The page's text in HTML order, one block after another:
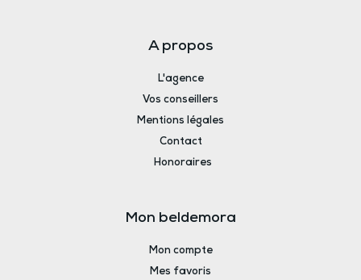
A propos
L'agence
Vos conseillers
Mentions légales
Contact
Honoraires
Mon beldemora
Mon compte
Mes favoris